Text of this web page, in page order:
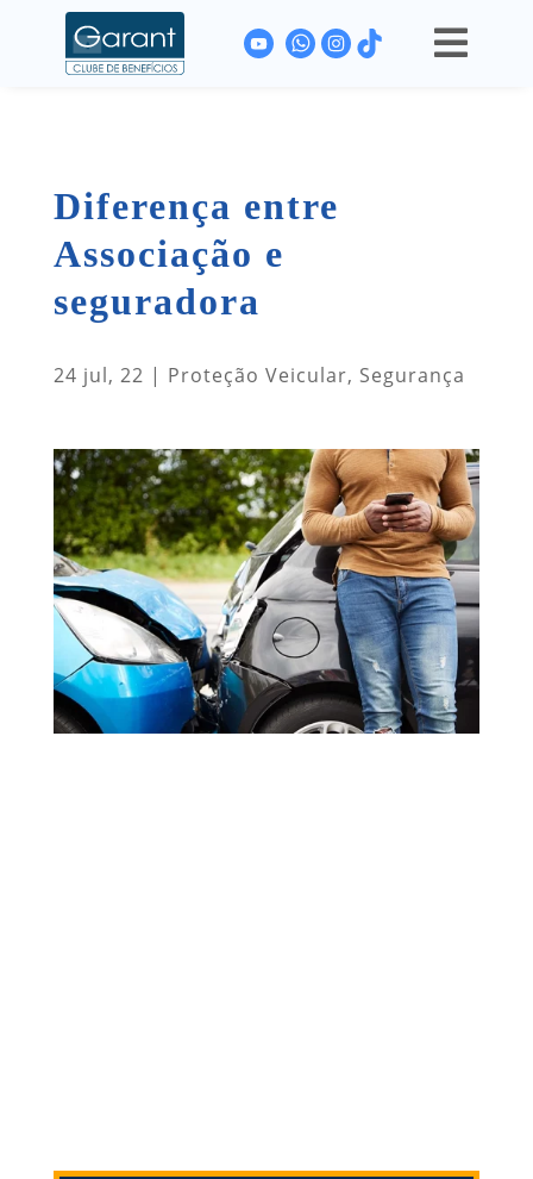

Diferença entre
Associação e
seguradora
24 jul, 22 | Proteção Veicular, Segurança